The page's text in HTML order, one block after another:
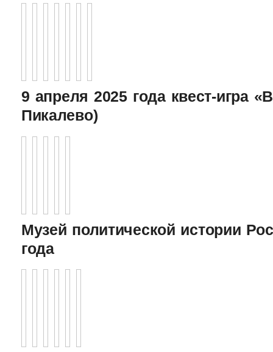
9 апреля 2025 года квест-игра
Пикалево)
Музей политической истории
года